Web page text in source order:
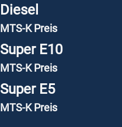
Diesel
MTS-K Preis
Super E10
MTS-K Preis
Super E5
MTS-K Preis